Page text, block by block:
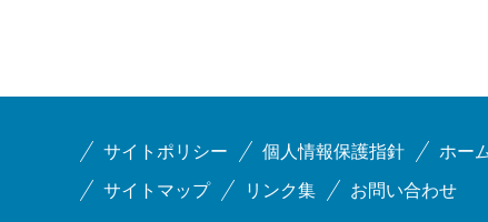
サイトポリシー 個人情報保護指針 ホー
サイトマップ リンク集 お問い合わせ